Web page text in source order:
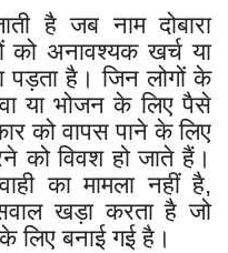
है जब नाम दोबारा
को अनावश्यक खर्च या
पड़ता है। जिन लोगों के
या भोजन के लिए पैसे
को वापस पाने के लिए
को विवश हो जाते हैं।
का मामला नहीं है,
खड़ा करता है जो
लिए बनाई गई है।